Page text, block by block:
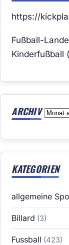
https://
Fußball-
Kinderfußball
ARCHIV
KATEGORIEN
allgemeine
Billard (3)
Fussball (423)